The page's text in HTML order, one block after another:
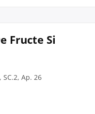
Fructe Si
Ap. 26